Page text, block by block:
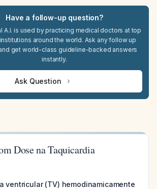
Have a follow-up question?
A.I. is used by practicing medical doctors at top
around the world. Ask any follow up
get world-class guideline-backed answers
instantly.
Ask Question
Dose na Taquicardia
ventricular (TV) hemodinamicamente